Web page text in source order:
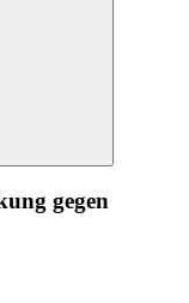
gegen